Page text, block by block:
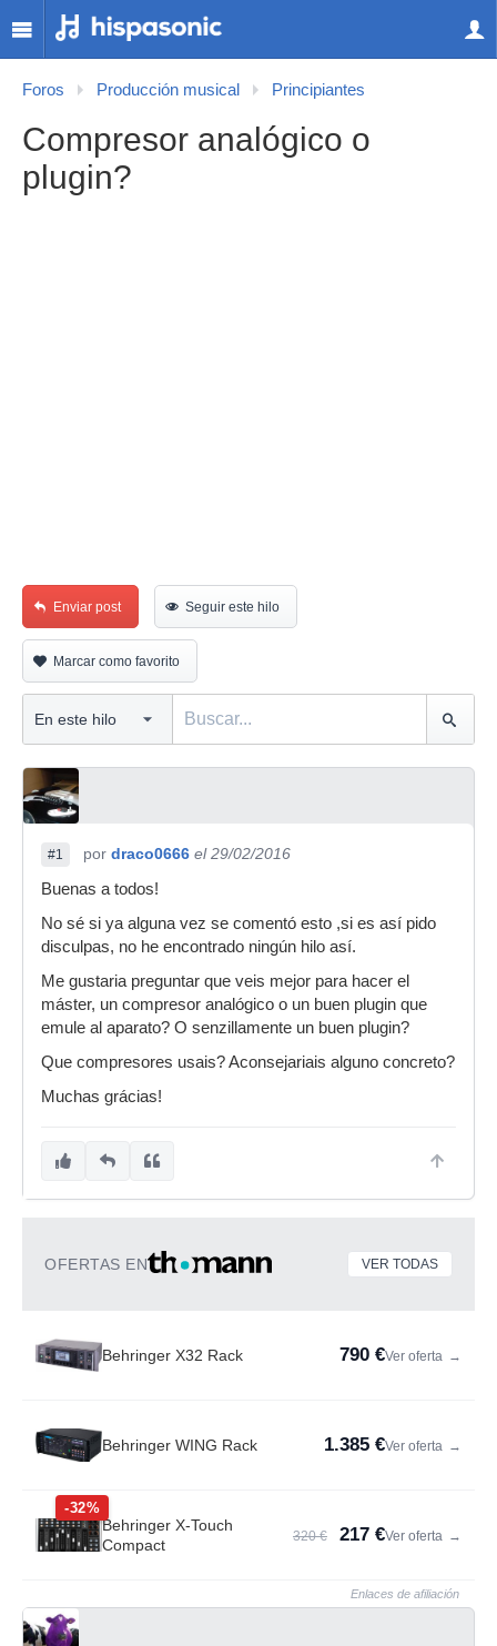
Foros Producción musical Principiantes
Compresor analógico o
plugin?
Enviar post Seguir este hilo
Marcar como favorito
#1 por draco0666 el 29/02/2016
Buenas a todos!
No sé si ya alguna vez se comentó esto ,si es así pido
disculpas, no he encontrado ningún hilo así.
Me gustaria preguntar que veis mejor para hacer el
máster, un compresor analógico o un buen plugin que
emule al aparato? O senzillamente un buen plugin?
Que compresores usais? Aconsejariais alguno concreto?
Muchas grácias!
OFERTAS EN VER TODAS
Behringer X32 Rack 790 €Ver oferta →
Behringer WING Rack 1.385 €Ver oferta →
-32%
Behringer X-Touch
Compact
320 € 217 €Ver oferta →
Enlaces de afiliación